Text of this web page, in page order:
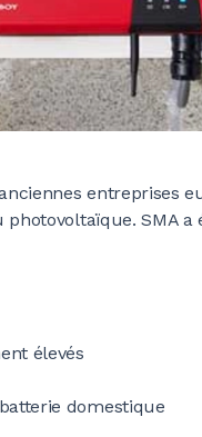
entreprises
SMA a
élevés
domestique